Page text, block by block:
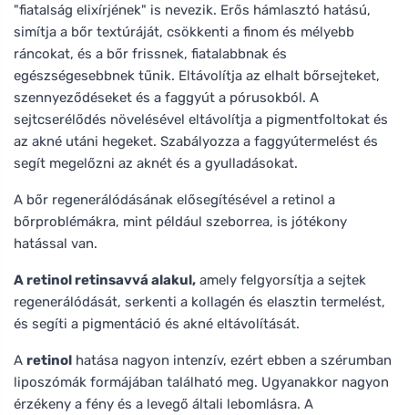
"fiatalság elixírjének" is nevezik. Erős hámlasztó hatású,
simítja a bőr textúráját, csökkenti a finom és mélyebb
ráncokat, és a bőr frissnek, fiatalabbnak és
egészségesebbnek tűnik. Eltávolítja az elhalt bőrsejteket,
szennyeződéseket és a faggyút a pórusokból. A
sejtcserélődés növelésével eltávolítja a pigmentfoltokat és
az akné utáni hegeket. Szabályozza a faggyútermelést és
segít megelőzni az aknét és a gyulladásokat.
A bőr regenerálódásának elősegítésével a retinol a
bőrproblémákra, mint például szeborrea, is jótékony
hatással van.
A retinol retinsavvá alakul, amely felgyorsítja a sejtek
regenerálódását, serkenti a kollagén és elasztin termelést,
és segíti a pigmentáció és akné eltávolítását.
A retinol hatása nagyon intenzív, ezért ebben a szérumban
liposzómák formájában található meg. Ugyanakkor nagyon
érzékeny a fény és a levegő általi lebomlásra. A